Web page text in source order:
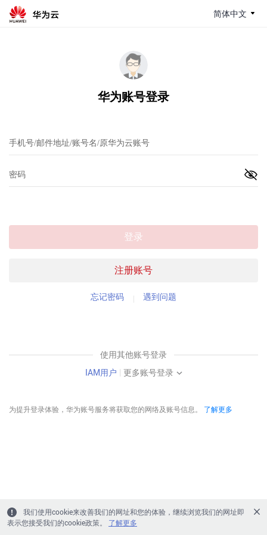
简体中文
华为账号登录
注册账号
登录
忘记密码 遇到问题
使用其他账号登录
IAM用户 | 更多账号登录
为提升登录体验，华为账号服务将获取您的网络及账号信息。 了解更多
我们使用cookie来改善我们的网址和您的体验，继续浏览我们的网址即
表示您接受我们的cookie政策。
了解更多